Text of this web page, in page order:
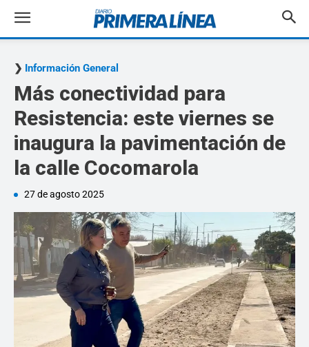
Información General
Más conectividad para
Resistencia: este viernes se
inaugura la pavimentación de
la calle Cocomarola
27 de agosto 2025